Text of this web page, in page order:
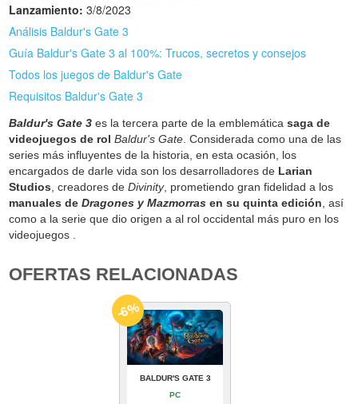
Lanzamiento: 3/8/2023
Análisis Baldur's Gate 3
Guía Baldur's Gate 3 al 100%: Trucos, secretos y consejos
Todos los juegos de Baldur's Gate
Requisitos Baldur's Gate 3
Baldur's Gate 3 es la tercera parte de la emblemáticasaga de
videojuegos de rol Baldur's Gate . Considerada como una de las
series más influyentes de la historia, en esta ocasión, los
encargados de darle vida son los desarrolladores de Larian
Studios , creadores deDivinity, prometiendo gran fidelidad a los
manuales deDragones y Mazmorras en su quinta edición , así
como a la serie que dio origen a al rol occidental más puro en los
videojuegos .
OFERTAS RELACIONADAS
BALDUR'S GATE 3
PC
-6%